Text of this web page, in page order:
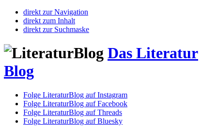
direkt zur Navigation
direkt zum Inhalt
direkt zur Suchmaske
Das Literatur
Blog
Folge LiteraturBlog auf Instagram
Folge LiteraturBlog auf Facebook
Folge LiteraturBlog auf Threads
Folge LiteraturBlog auf Bluesky